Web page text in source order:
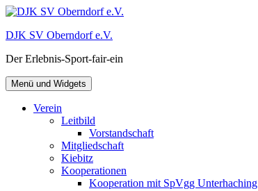
Zum
springen
DJK SV Oberndorf e.V.
Der Erlebnis-Sport-fair-ein
Menü und Widgets
Verein
Leitbild
Vorstandschaft
Mitgliedschaft
Kiebitz
Kooperationen
Kooperation mit SpVgg Unterhaching